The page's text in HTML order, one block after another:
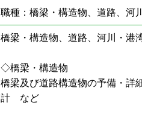
職種：橋梁・構造物、道路、河
橋梁・構造物、道路、河川・港
◇橋梁・構造物
橋梁及び道路構造物の予備・詳
計 など